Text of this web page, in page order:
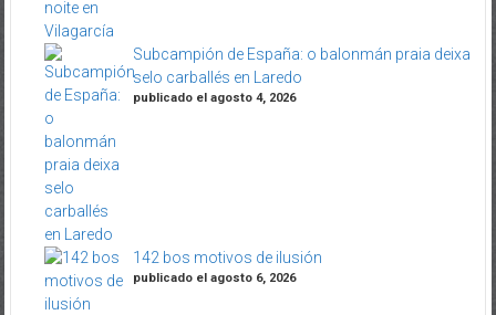
Subcampión de España: o balonmán praia deixa
selo carballés en Laredo
publicado el agosto 4, 2026
142 bos motivos de ilusión
publicado el agosto 6, 2026